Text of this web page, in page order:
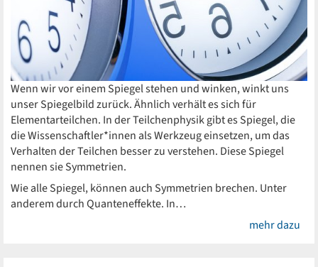
Wenn wir vor einem Spiegel stehen und winken, winkt uns
unser Spiegelbild zurück. Ähnlich verhält es sich für
Elementarteilchen. In der Teilchenphysik gibt es Spiegel, die
die Wissenschaftler*innen als Werkzeug einsetzen, um das
Verhalten der Teilchen besser zu verstehen. Diese Spiegel
nennen sie Symmetrien.
Wie alle Spiegel, können auch Symmetrien brechen. Unter
anderem durch Quanteneffekte. In…
mehr dazu